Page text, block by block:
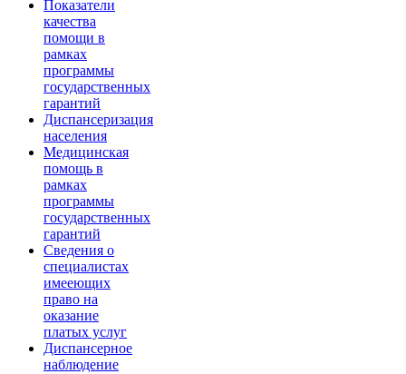
Показатели
качества
помощи в
рамках
программы
государственных
гарантий
Диспансеризация
населения
Медицинская
помощь в
рамках
программы
государственных
гарантий
Сведения о
специалистах
имееющих
право на
оказание
платых услуг
Диспансерное
наблюдение